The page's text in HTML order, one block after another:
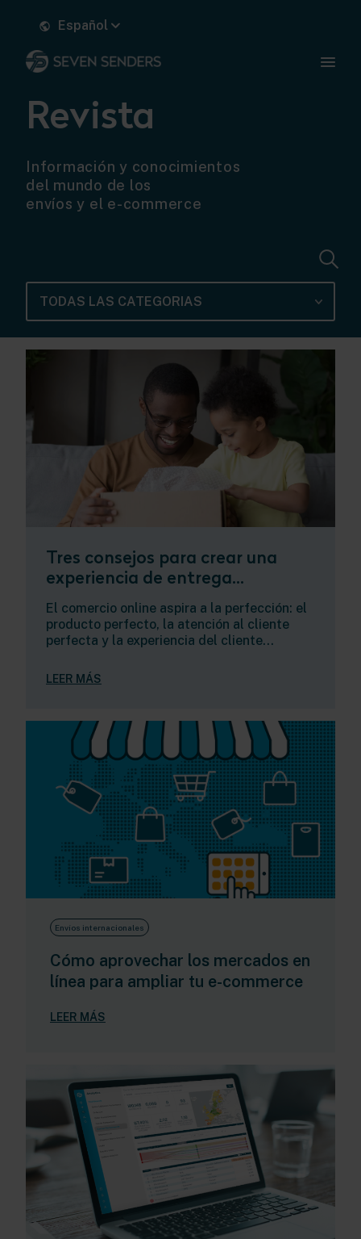
Español
Revista
Información y conocimientos
del mundo de los
envíos y el e-commerce
TODAS LAS CATEGORIAS
Tres consejos para crear una
experiencia de entrega...
El comercio online aspira a la perfección: el
producto perfecto, la atención al cliente
perfecta y la experiencia del cliente...
LEER MÁS
Envíos internacionales
Cómo aprovechar los mercados en
línea para ampliar tu e-commerce
LEER MÁS